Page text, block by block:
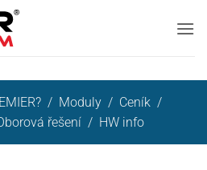
/ Moduly / Ceník /
řešení / HW info